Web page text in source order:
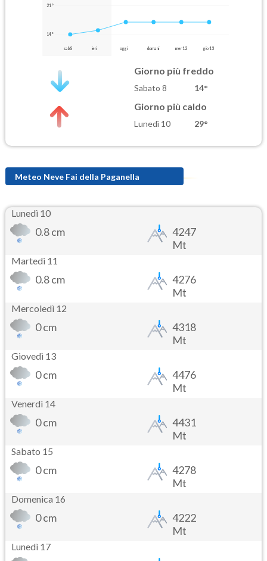
21°
14°
sab 8 ieri oggi domani mer 12 gio 13
Giorno più freddo
Sabato 8 14°
Giorno più caldo
Lunedì 10 29°
Meteo Neve Fai della Paganella
Lunedì 10
0.8 cm
4247
Mt
Martedì 11
0.8 cm
4276
Mt
Mercoledì 12
0 cm
4318
Mt
Giovedì 13
0 cm
4476
Mt
Venerdì 14
0 cm
4431
Mt
Sabato 15
0 cm
4278
Mt
Domenica 16
0 cm
4222
Mt
Lunedì 17